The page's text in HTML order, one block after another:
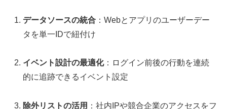
データソースの統合 ：Webとアプリのユーザーデー
タを単一IDで紐付け
イベント設計の最適化：ログイン前後の行動を連続
的に追跡できるイベント設定
除外リストの活用 ：社内IPや競合企業のアクセスをフ